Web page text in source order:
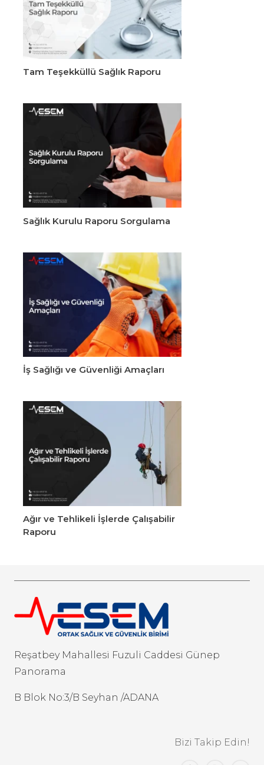
Tam Teşekküllü Sağlık Raporu
Sağlık Kurulu Raporu Sorgulama
İş Sağlığı ve Güvenliği Amaçları
Ağır ve Tehlikeli İşlerde Çalışabilir
Raporu
Reşatbey Mahallesi Fuzuli Caddesi Günep
Panorama
B Blok No:3/B Seyhan /ADANA
Bizi Takip Edin!